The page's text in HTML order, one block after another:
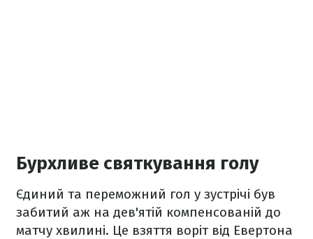
Бурхливе святкування голу
Єдиний та переможний гол у зустрічі був
забитий аж на дев'ятій компенсованій до
матчу хвилині. Це взяття воріт від Евертона